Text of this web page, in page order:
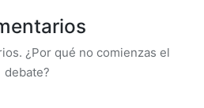
¿Por qué no comienzas el
debate?